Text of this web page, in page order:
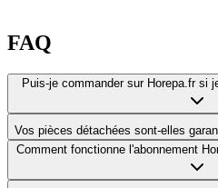
FAQ
Puis-je commander sur Horepa.fr si
Vos pièces détachées sont-elles
Comment fonctionne l'abonnement